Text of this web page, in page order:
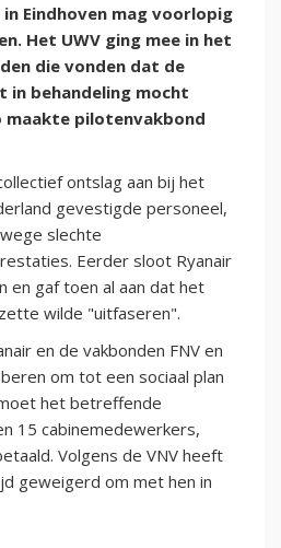
Eindhoven mag voorlopig
Het UWV ging mee in het
die vonden dat de
in behandeling mocht
maakte pilotenvakbond
ontslag aan bij het
gevestigde personeel,
slechte
Eerder sloot Ryanair
en gaf toen al aan dat het
wilde "uitfaseren".
en de vakbonden FNV en
om tot een sociaal plan
het betreffende
15 cabinemedewerkers,
Volgens de VNV heeft
geweigerd om met hen in